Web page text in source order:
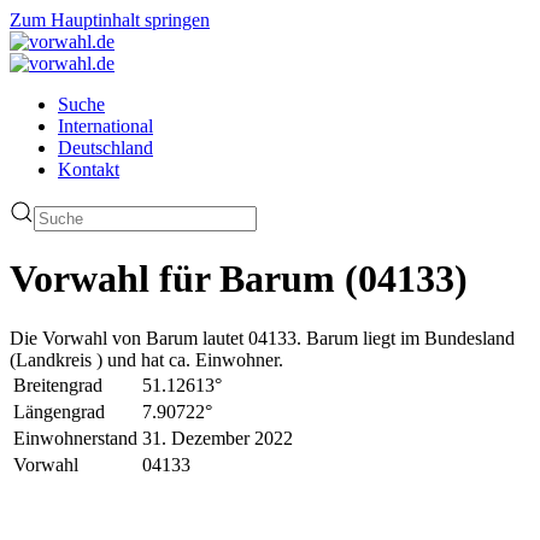
Zum Hauptinhalt springen
Suche
International
Deutschland
Kontakt
Vorwahl für Barum (04133)
Die Vorwahl von Barum lautet 04133. Barum liegt im Bundesland
(Landkreis ) und hat ca. Einwohner.
Breitengrad
51.12613°
Längengrad
7.90722°
Einwohnerstand 31. Dezember 2022
Vorwahl
04133